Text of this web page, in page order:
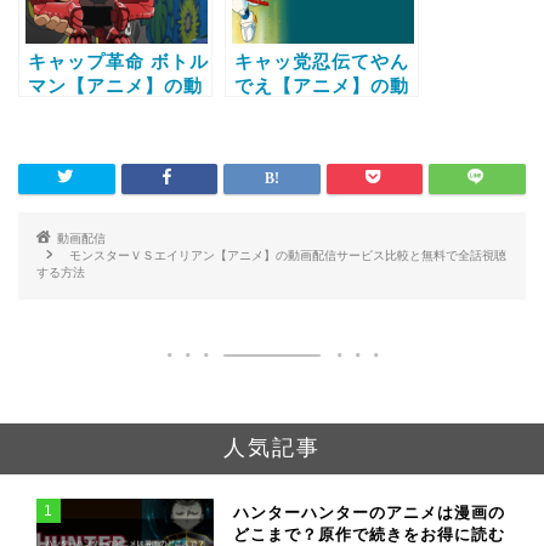
キャップ革命 ボトル
マン【アニメ】の動
る方法
キャッ党忍伝てやん
でえ【アニメ】の動
る方法
動画配信
モンスターＶＳエイリアン【アニメ】の動画配信サービス比較と無料で全話視聴
する方法
人気記事
1
ハンターハンターのアニメは漫画の
どこまで？原作で続きをお得に読む